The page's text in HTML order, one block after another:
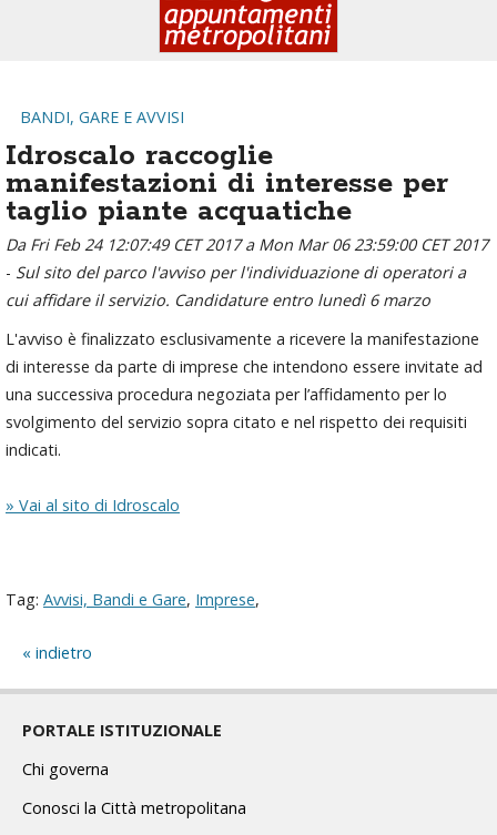
BANDI, GARE E AVVISI
Idroscalo raccoglie
manifestazioni di interesse per
taglio piante acquatiche
Da Fri Feb 24 12:07:49 CET 2017 a Mon Mar 06 23:59:00 CET 2017
- Sul sito del parco l'avviso per l'individuazione di operatori a
cui affidare il servizio. Candidature entro lunedì 6 marzo
L'avviso è finalizzato esclusivamente a ricevere la manifestazione
di interesse da parte di imprese che intendono essere invitate ad
una successiva procedura negoziata per l’affidamento per lo
svolgimento del servizio sopra citato e nel rispetto dei requisiti
indicati.
» Vai al sito di Idroscalo
Tag: Avvisi, Bandi e Gare, Imprese,
indietro
PORTALE ISTITUZIONALE
Chi governa
Conosci la Città metropolitana